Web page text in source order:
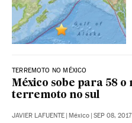
TERREMOTO NO MÉXICO
México sobe para 58
terremoto no sul
JAVIER LAFUENTE | México | SEP 08,